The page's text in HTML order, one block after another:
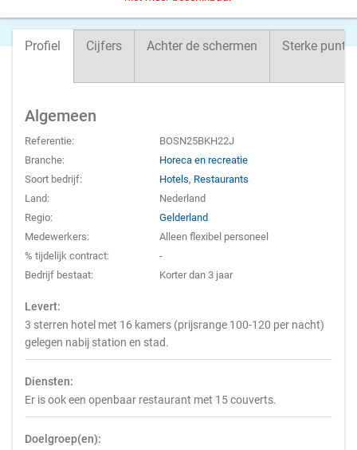
Profiel Cijfers Achter de schermen Sterke
Algemeen
Referentie:
BOSN25BKH22J
Branche:
Horeca en recreatie
Soort bedrijf:
Hotels, Restaurants
Land:
Nederland
Regio:
Gelderland
Medewerkers:
Alleen flexibel personeel
% tijdelijk contract:
-
Bedrijf bestaat:
Korter dan 3 jaar
Levert:
3 sterren hotel met 16 kamers (prijsrange 100-120 per nacht)
gelegen nabij station en stad.
Diensten:
Er is ook een openbaar restaurant met 15 couverts.
Doelgroep(en):